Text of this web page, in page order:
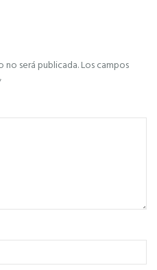
será publicada.Los campos